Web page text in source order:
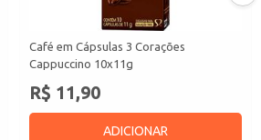
Café em Cápsulas 3 Corações
Cappuccino 10x11g
R$ 11,90
ADICIONAR